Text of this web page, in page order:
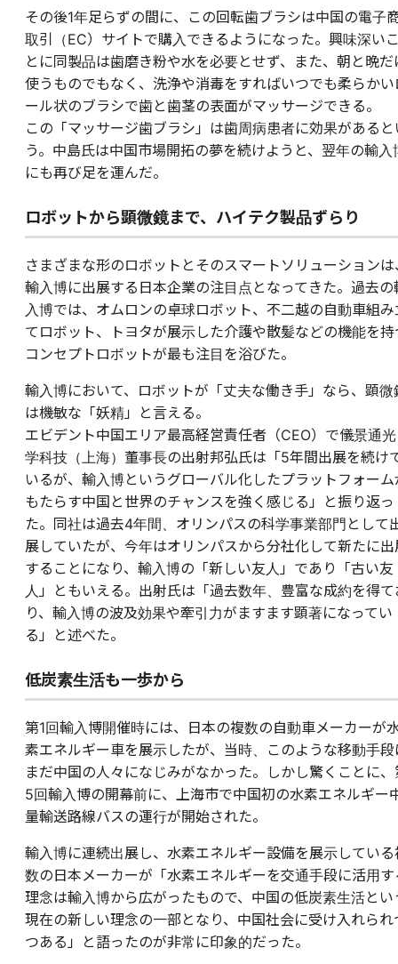
その後1年足らずの間に、この回転歯ブラシは中国の電子
取引（EC）サイトで購入できるようになった。興味深い
とに同製品は歯磨き粉や水を必要とせず、また、朝と晩だ
使うものでもなく、洗浄や消毒をすればいつでも柔らかい
ール状のブラシで歯と歯茎の表面がマッサージできる。
この「マッサージ歯ブラシ」は歯周病患者に効果があると
う。中島氏は中国市場開拓の夢を続けようと、翌年の輸入
にも再び足を運んだ。
ロボットから顕微鏡まで、ハイテク製品ずらり
さまざまな形のロボットとそのスマートソリューションは
輸入博に出展する日本企業の注目点となってきた。過去の
入博では、オムロンの卓球ロボット、不二越の自動車組み
てロボット、トヨタが展示した介護や散髪などの機能を持
コンセプトロボットが最も注目を浴びた。
輸入博において、ロボットが「丈夫な働き手」なら、顕微
は機敏な「妖精」と言える。
エビデント中国エリア最高経営責任者（CEO）で儀景通光
学科技（上海）董事長の出射邦弘氏は「5年間出展を続け
いるが、輸入博というグローバル化したプラットフォーム
もたらす中国と世界のチャンスを強く感じる」と振り返っ
た。同社は過去4年間、オリンパスの科学事業部門として
展していたが、今年はオリンパスから分社化して新たに出
することになり、輸入博の「新しい友人」であり「古い友
人」ともいえる。出射氏は「過去数年、豊富な成約を得て
り、輸入博の波及効果や牽引力がますます顕著になってい
る」と述べた。
低炭素生活も一歩から
第1回輸入博開催時には、日本の複数の自動車メーカーが
素エネルギー車を展示したが、当時、このような移動手段
まだ中国の人々になじみがなかった。しかし驚くことに、
5回輸入博の開幕前に、上海市で中国初の水素エネルギー
量輸送路線バスの運行が開始された。
輸入博に連続出展し、水素エネルギー設備を展示している
数の日本メーカーが「水素エネルギーを交通手段に活用す
理念は輸入博から広がったもので、中国の低炭素生活とい
現在の新しい理念の一部となり、中国社会に受け入れられ
つある」と語ったのが非常に印象的だった。